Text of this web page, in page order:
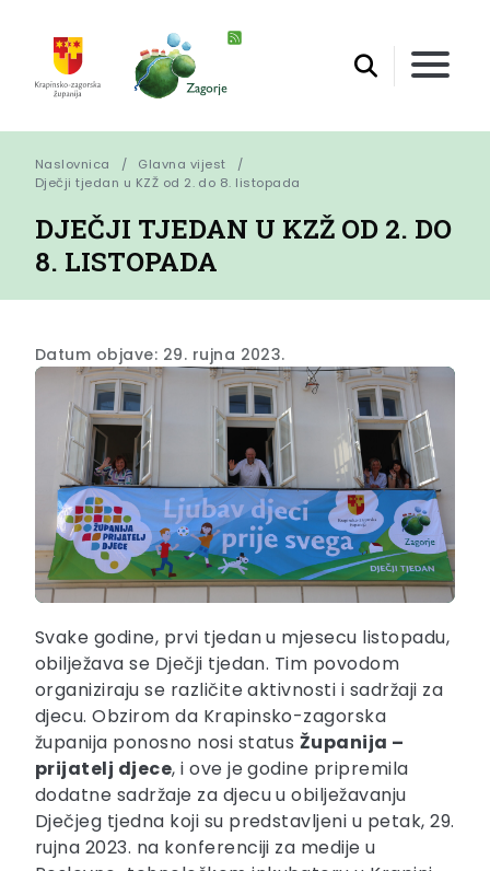
Naslovnica
Glavna vijest
Dječji tjedan u KZŽ od 2. do 8. listopada
DJEČJI TJEDAN U KZŽ OD 2. DO
8. LISTOPADA
Datum objave: 29. rujna 2023.
Svake godine, prvi tjedan u mjesecu listopadu,
obilježava se Dječji tjedan. Tim povodom
organiziraju se različite aktivnosti i sadržaji za
djecu. Obzirom da Krapinsko-zagorska
županija ponosno nosi status Županija –
prijatelj djece, i ove je godine pripremila
dodatne sadržaje za djecu u obilježavanju
Dječjeg tjedna koji su predstavljeni u petak, 29.
rujna 2023. na konferenciji za medije u